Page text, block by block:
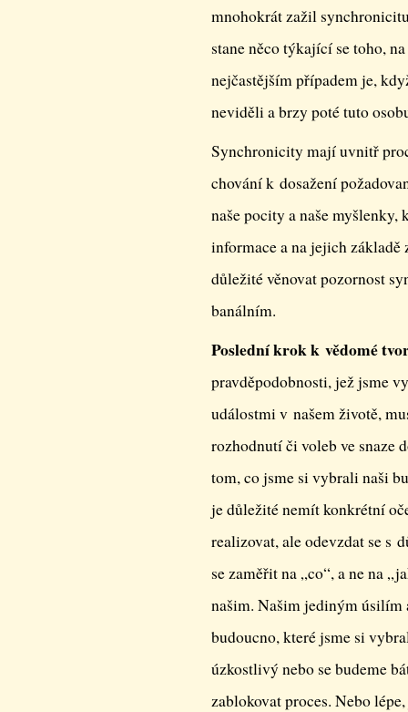
mnohokrát zažil
stane něco týkající se toho,
nejčastějším případem je,
neviděli a brzy poté tuto
Synchronicity mají uvnitř
chování k dosažení
naše pocity a naše
informace a na jejich
důležité věnovat pozornost
banálním.
Poslední krok k vědomé
pravděpodobnosti, jež jsme
událostmi v našem životě,
rozhodnutí či voleb ve snaze
tom, co jsme si vybrali naši
je důležité nemít konkrétní
realizovat, ale odevzdat se s
se zaměřit na „co“, a ne na
našim. Našim jediným úsilím
budoucno, které jsme si
úzkostlivý nebo se budeme
zablokovat proces. Nebo